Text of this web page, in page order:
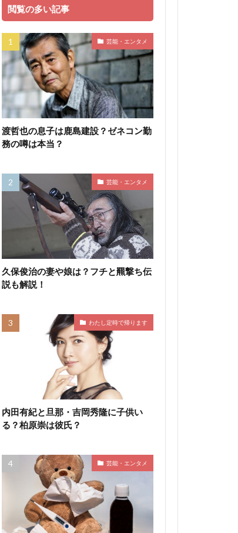
閲覧の多い記事
芸能・エンタメ
渡哲也の息子は鹿島建設？ゼネコン勤
務の噂は本当？
芸能・エンタメ
久保俊治の妻や娘は？フチと羆撃ち伝
説も解説！
わたし定時で帰ります
内田有紀と旦那・吉岡秀隆に子供い
る？柏原崇は彼氏？
芸能・エンタメ